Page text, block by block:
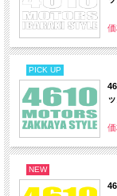
PICK UP
NEW